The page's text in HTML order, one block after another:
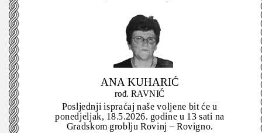
ANA KUHARIĆ
rođ. RAVNIĆ
Posljednji ispraćaj naše voljene bit će u
ponedjeljak, 18.5.2026. godine u 13 sati na
Gradskom groblju Rovinj – Rovigno.